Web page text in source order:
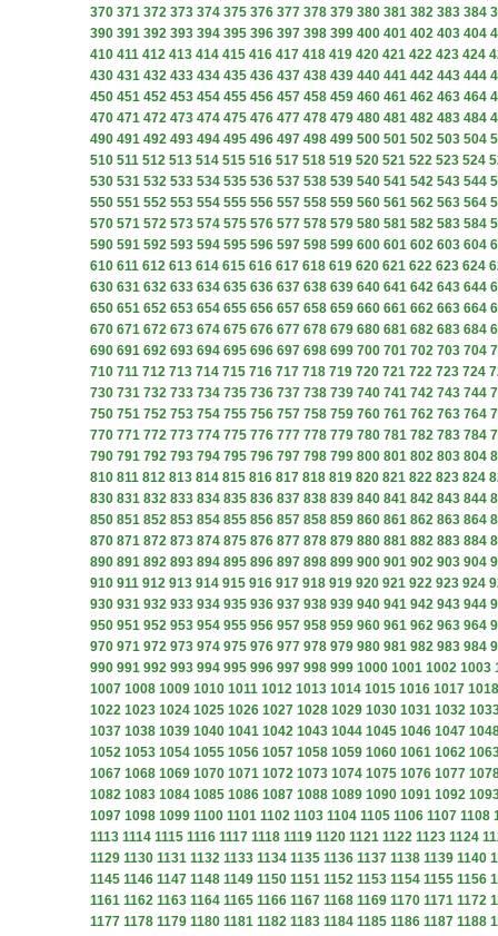
370 371 372 373 374 375 376 377 378 379 380 381 382 383 384
390 391 392 393 394 395 396 397 398 399 400 401 402 403 404
410 411 412 413 414 415 416 417 418 419 420 421 422 423 424
430 431 432 433 434 435 436 437 438 439 440 441 442 443 444
450 451 452 453 454 455 456 457 458 459 460 461 462 463 464
470 471 472 473 474 475 476 477 478 479 480 481 482 483 484
490 491 492 493 494 495 496 497 498 499 500 501 502 503 504
510 511 512 513 514 515 516 517 518 519 520 521 522 523 524
530 531 532 533 534 535 536 537 538 539 540 541 542 543 544
550 551 552 553 554 555 556 557 558 559 560 561 562 563 564
570 571 572 573 574 575 576 577 578 579 580 581 582 583 584
590 591 592 593 594 595 596 597 598 599 600 601 602 603 604
610 611 612 613 614 615 616 617 618 619 620 621 622 623 624
630 631 632 633 634 635 636 637 638 639 640 641 642 643 644
650 651 652 653 654 655 656 657 658 659 660 661 662 663 664
670 671 672 673 674 675 676 677 678 679 680 681 682 683 684
690 691 692 693 694 695 696 697 698 699 700 701 702 703 704
710 711 712 713 714 715 716 717 718 719 720 721 722 723 724
730 731 732 733 734 735 736 737 738 739 740 741 742 743 744
750 751 752 753 754 755 756 757 758 759 760 761 762 763 764
770 771 772 773 774 775 776 777 778 779 780 781 782 783 784
790 791 792 793 794 795 796 797 798 799 800 801 802 803 804
810 811 812 813 814 815 816 817 818 819 820 821 822 823 824
830 831 832 833 834 835 836 837 838 839 840 841 842 843 844
850 851 852 853 854 855 856 857 858 859 860 861 862 863 864
870 871 872 873 874 875 876 877 878 879 880 881 882 883 884
890 891 892 893 894 895 896 897 898 899 900 901 902 903 904
910 911 912 913 914 915 916 917 918 919 920 921 922 923 924
930 931 932 933 934 935 936 937 938 939 940 941 942 943 944
950 951 952 953 954 955 956 957 958 959 960 961 962 963 964
970 971 972 973 974 975 976 977 978 979 980 981 982 983 984
990 991 992 993 994 995 996 997 998 999 1000 1001 1002 1003
1007 1008 1009 1010 1011 1012 1013 1014 1015 1016 1017 1018
1022 1023 1024 1025 1026 1027 1028 1029 1030 1031 1032
1037 1038 1039 1040 1041 1042 1043 1044 1045 1046 1047
1052 1053 1054 1055 1056 1057 1058 1059 1060 1061 1062
1067 1068 1069 1070 1071 1072 1073 1074 1075 1076 1077
1082 1083 1084 1085 1086 1087 1088 1089 1090 1091 1092
1097 1098 1099 1100 1101 1102 1103 1104 1105 1106 1107 1108
1113 1114 1115 1116 1117 1118 1119 1120 1121 1122 1123 1124
1129 1130 1131 1132 1133 1134 1135 1136 1137 1138 1139 1140
1145 1146 1147 1148 1149 1150 1151 1152 1153 1154 1155 1156
1161 1162 1163 1164 1165 1166 1167 1168 1169 1170 1171 1172
1177 1178 1179 1180 1181 1182 1183 1184 1185 1186 1187 1188